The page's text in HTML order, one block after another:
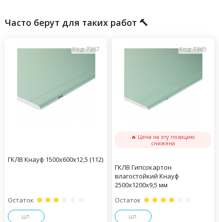
Часто берут для таких работ 🔨
Код: 7367
ГКЛВ Кнауф 1500х600х12,5 (112)
Остаток
шт.
Код: 7365
🔥 Цена на эту позицию
снижена
ГКЛВ Гипсокартон
влагостойкий Кнауф
2500х1200х9,5 мм
Остаток
шт.